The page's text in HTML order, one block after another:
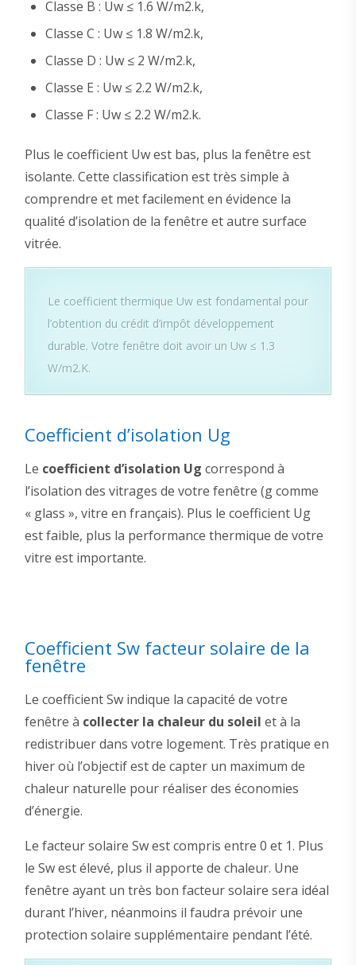
Classe B : Uw ≤ 1.6 W/m2.k,
Classe C : Uw ≤ 1.8 W/m2.k,
Classe D : Uw ≤ 2 W/m2.k,
Classe E : Uw ≤ 2.2 W/m2.k,
Classe F : Uw ≤ 2.2 W/m2.k.
Plus le coefficient Uw est bas, plus la fenêtre est
isolante. Cette classification est très simple à
comprendre et met facilement en évidence la
qualité d’isolation de la fenêtre et autre surface
vitrée.
Le coefficient thermique Uw est fondamental pour
l’obtention du crédit d’impôt développement
durable. Votre fenêtre doit avoir un Uw ≤ 1.3
W/m2.K.
Coefficient d’isolation Ug
Le coefficient d’isolation Ug correspond à
l’isolation des vitrages de votre fenêtre (g comme
« glass », vitre en français). Plus le coefficient Ug
est faible, plus la performance thermique de votre
vitre est importante.
Coefficient Sw facteur solaire de la
fenêtre
Le coefficient Sw indique la capacité de votre
fenêtre à collecter la chaleur du soleil et à la
redistribuer dans votre logement. Très pratique en
hiver où l’objectif est de capter un maximum de
chaleur naturelle pour réaliser des économies
d’énergie.
Le facteur solaire Sw est compris entre 0 et 1. Plus
le Sw est élevé, plus il apporte de chaleur. Une
fenêtre ayant un très bon facteur solaire sera idéal
durant l’hiver, néanmoins il faudra prévoir une
protection solaire supplémentaire pendant l’été.